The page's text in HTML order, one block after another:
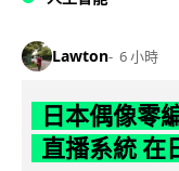
Lawton 6 小時
日本偶像零
直播系統 在